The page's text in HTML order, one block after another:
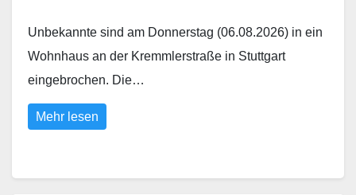
Unbekannte sind am Donnerstag (06.08.2026) in ein
Wohnhaus an der Kremmlerstraße in Stuttgart
eingebrochen. Die…
Mehr lesen